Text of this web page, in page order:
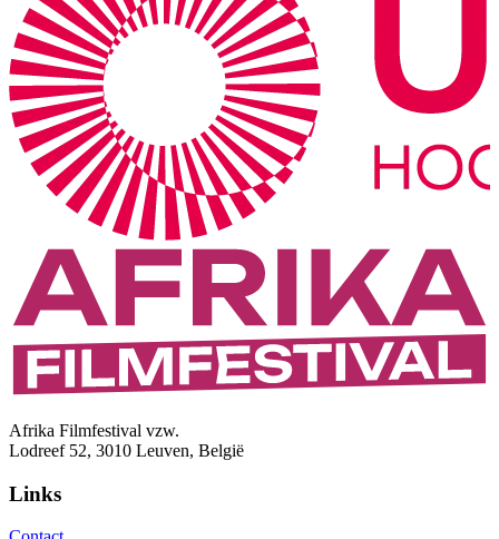
Afrika Filmfestival vzw.
Lodreef 52, 3010 Leuven, België
Links